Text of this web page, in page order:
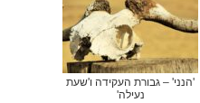
'הנני' – גבורת העקידה ו'שעת
נעילה'